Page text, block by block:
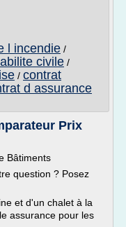
l incendie /
civile /
/ contrat
d assurance
Prix
Bâtiments
question ? Posez
et d'un chalet à la
assurance pour les